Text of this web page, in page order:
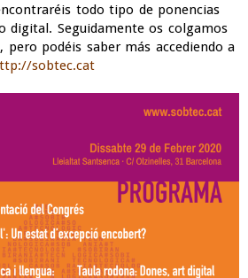
todo tipo de ponencias
digital. Seguidamente os colgamos
podéis saber más accediendo a
sobtec.cat